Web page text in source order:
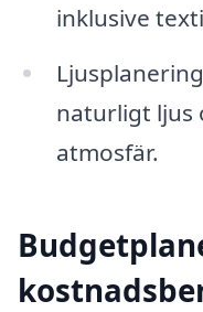
inklusive
naturligt ljus
atmosfär.